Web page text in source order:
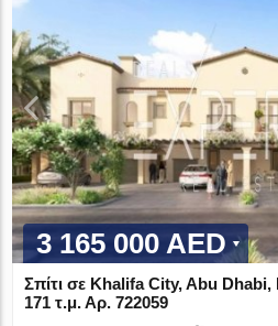
3 165 000 AED
Σπίτι σε Khalifa City, Abu
171 τ.μ. Αρ. 722059